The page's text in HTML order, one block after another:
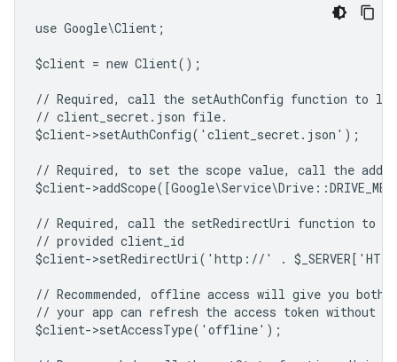
use Google\Client;
$client = new Client();
// Required, call the setAuthConfig function to
// client_secret.json file.
$client->setAuthConfig('client_secret.json');
// Required, to set the scope value, call the
$client-
// Required, call the setRedirectUri function to
// provided client_id
$client->setRedirectUri('http://' .
// Recommended, offline access will give you both
// your app can refresh the access token without
$client->setAccessType('offline');